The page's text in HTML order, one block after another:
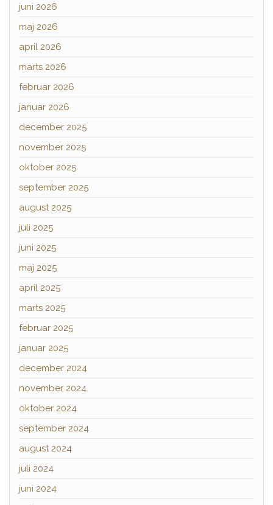
juni 2026
maj 2026
april 2026
marts 2026
februar 2026
januar 2026
december 2025
november 2025
oktober 2025
september 2025
august 2025
juli 2025
juni 2025
maj 2025
april 2025
marts 2025
februar 2025
januar 2025
december 2024
november 2024
oktober 2024
september 2024
august 2024
juli 2024
juni 2024